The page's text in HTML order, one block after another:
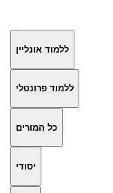
ללמוד אונליין
ללמוד פרונטלי
כל המורים
יסודי